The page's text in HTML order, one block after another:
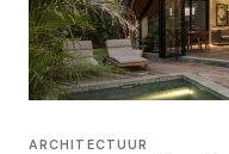
ARCHITECTUUR